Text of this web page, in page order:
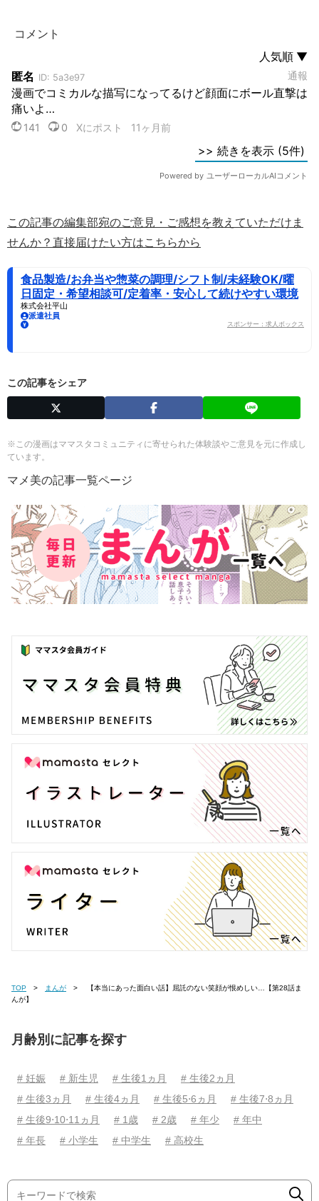
この記事の編集部宛のご意見・ご感想を教えていただけま
せんか？直接届けたい方はこちらから
食品製造/お弁当や惣菜の調理/シフト制/未経験OK/曜
日固定・希望相談可/定着率・安心して続けやすい環境
株式会社平山
派遣社員
スポンサー：求人ボックス
この記事をシェア
※この漫画はママスタコミュニティに寄せられた体験談やご意見を元に作成し
ています。
マメ美の記事一覧ページ
TOP まんが
んが】
月齢別に記事を探す
# 妊娠 # 新生児 # 生後1ヵ月
# 生後2ヵ月
# 生後3ヵ月
# 生後4ヵ月 # 生後5⋅6ヵ月
# 生後7⋅8ヵ月
# 生後9⋅10⋅11ヵ月
# 1歳 # 2歳 # 年少
# 年中
# 年長
# 小学生 # 中学生 # 高校生